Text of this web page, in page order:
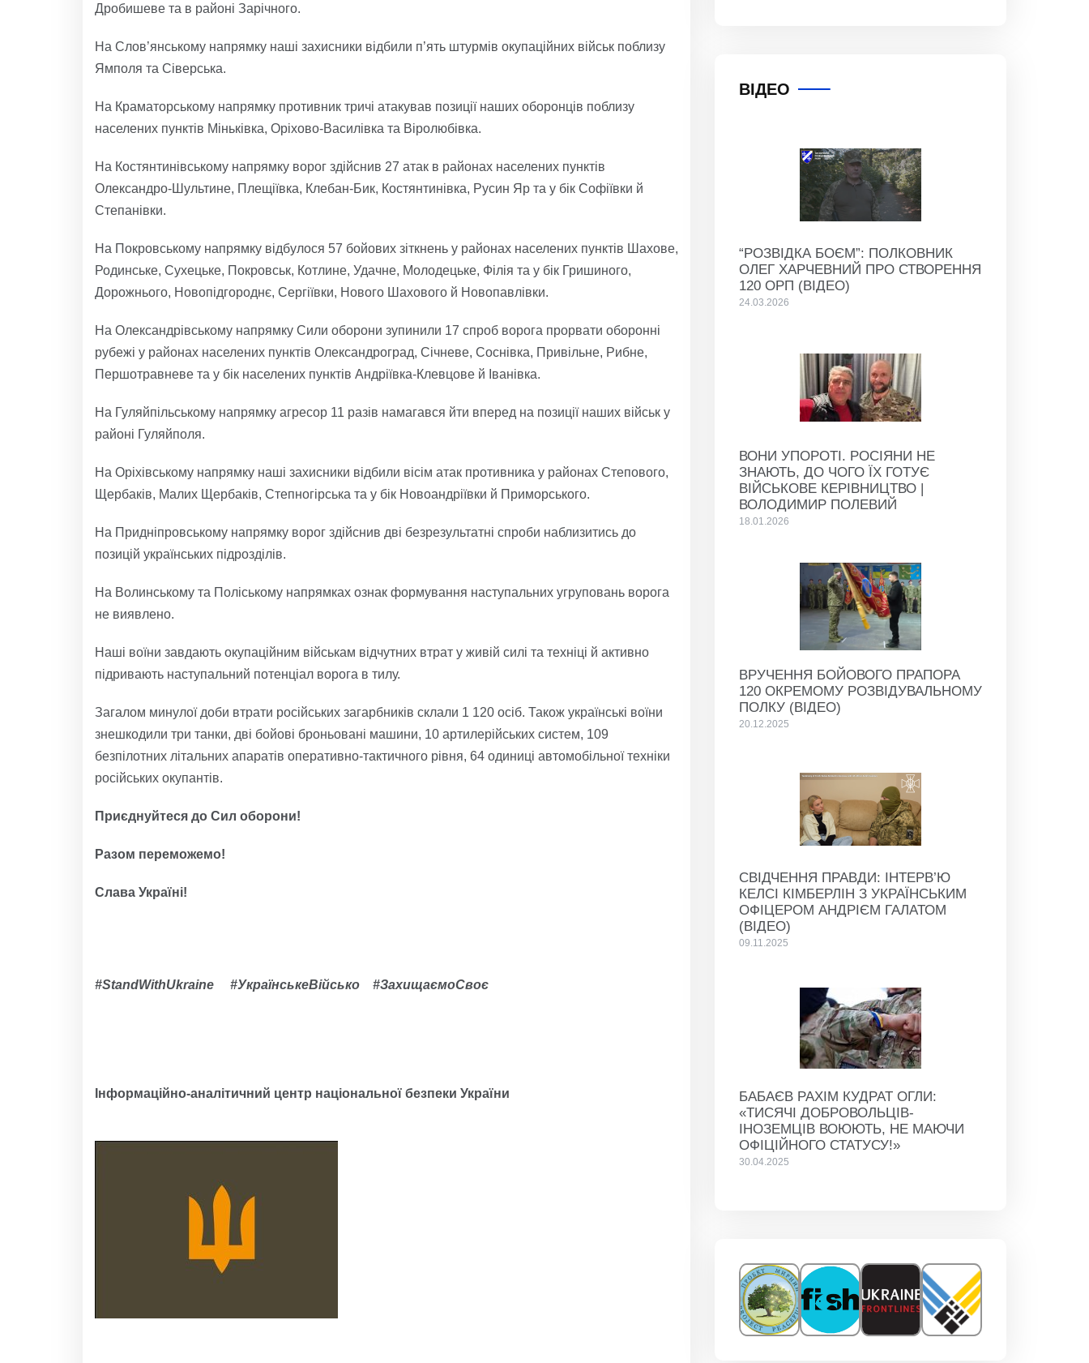
Дробишеве та в районі Зарічного.
На Слов’янському напрямку наші захисники відбили п’ять штурмів окупаційних військ поблизу
Ямполя та Сіверська.
На Краматорському напрямку противник тричі атакував позиції наших оборонців поблизу
населених пунктів Міньківка, Оріхово-Василівка та Віролюбівка.
На Костянтинівському напрямку ворог здійснив 27 атак в районах населених пунктів
Олександро-Шультине, Плещіївка, Клебан-Бик, Костянтинівка, Русин Яр та у бік Софіївки й
Степанівки.
На Покровському напрямку відбулося 57 бойових зіткнень у районах населених пунктів Шахове,
Родинське, Сухецьке, Покровськ, Котлине, Удачне, Молодецьке, Філія та у бік Гришиного,
Дорожнього, Новопідгороднє, Сергіївки, Нового Шахового й Новопавлівки.
На Олександрівському напрямку Сили оборони зупинили 17 спроб ворога прорвати оборонні
рубежі у районах населених пунктів Олександроград, Січневе, Соснівка, Привільне, Рибне,
Першотравневе та у бік населених пунктів Андріївка-Клевцове й Іванівка.
На Гуляйпільському напрямку агресор 11 разів намагався йти вперед на позиції наших військ у
районі Гуляйполя.
На Оріхівському напрямку наші захисники відбили вісім атак противника у районах Степового,
Щербаків, Малих Щербаків, Степногірська та у бік Новоандріївки й Приморського.
На Придніпровському напрямку ворог здійснив дві безрезультатні спроби наблизитись до
позицій українських підрозділів.
На Волинському та Поліському напрямках ознак формування наступальних угруповань ворога
не виявлено.
Наші воїни завдають окупаційним військам відчутних втрат у живій силі та техніці й активно
підривають наступальний потенціал ворога в тилу.
Загалом минулої доби втрати російських загарбників склали 1 120 осіб. Також українські воїни
знешкодили три танки, дві бойові броньовані машини, 10 артилерійських систем, 109
безпілотних літальних апаратів оперативно-тактичного рівня, 64 одиниці автомобільної техніки
російських окупантів.
Приєднуйтеся до Сил оборони!
Разом переможемо!
Слава Україні!
#StandWithUkraine #УкраїнськеВійсько #ЗахищаємоСвоє
Інформаційно-аналітичний центр національної безпеки України
ВІДЕО
“РОЗВІДКА БОЄМ”: ПОЛКОВНИК
ОЛЕГ ХАРЧЕВНИЙ ПРО СТВОРЕННЯ
120 ОРП (ВІДЕО)
24.03.2026
ВОНИ УПОРОТІ. РОСІЯНИ НЕ
ЗНАЮТЬ, ДО ЧОГО ЇХ ГОТУЄ
ВІЙСЬКОВЕ КЕРІВНИЦТВО |
ВОЛОДИМИР ПОЛЕВИЙ
18.01.2026
ВРУЧЕННЯ БОЙОВОГО ПРАПОРА
120 ОКРЕМОМУ РОЗВІДУВАЛЬНОМУ
ПОЛКУ (ВІДЕО)
20.12.2025
СВІДЧЕННЯ ПРАВДИ: ІНТЕРВ’Ю
КЕЛСІ КІМБЕРЛІН З УКРАЇНСЬКИМ
ОФІЦЕРОМ АНДРІЄМ ГАЛАТОМ
(ВІДЕО)
09.11.2025
БАБАЄВ РАХІМ КУДРАТ ОГЛИ:
«ТИСЯЧІ ДОБРОВОЛЬЦІВ-
ІНОЗЕМЦІВ ВОЮЮТЬ, НЕ МАЮЧИ
ОФІЦІЙНОГО СТАТУСУ!»
30.04.2025